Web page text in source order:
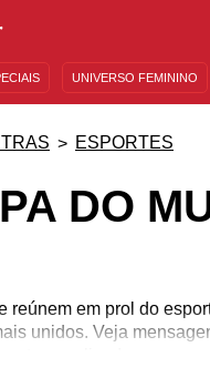
UNIVERSO FEMININO
ESPORTES
DO
reúnem em prol do
unidos. Veja
no clima!